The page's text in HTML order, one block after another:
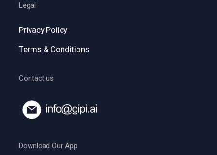
Legal
Privacy Policy
Terms & Conditions
Contact us
Download Our App